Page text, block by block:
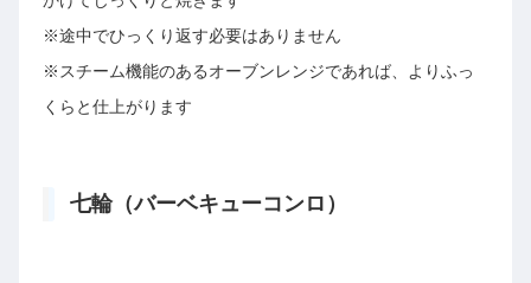
※途中でひっくり返す必要はありません
※スチーム機能のあるオーブンレンジであれば、よりふっ
くらと仕上がります
七輪（バーベキューコンロ）